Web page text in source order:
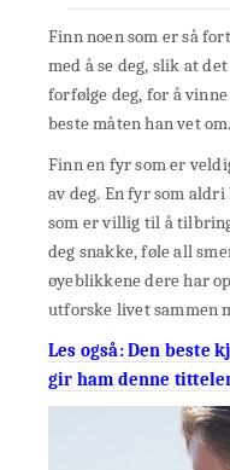
Finn noen som er så
med å se deg, slik at
forfølge deg, for å
beste måten han vet om.
Finn en fyr som er
av deg. En fyr som
som er villig til å
deg snakke, føle all
øyeblikkene dere har
utforske livet sammen
Les også: Den beste
gir ham denne